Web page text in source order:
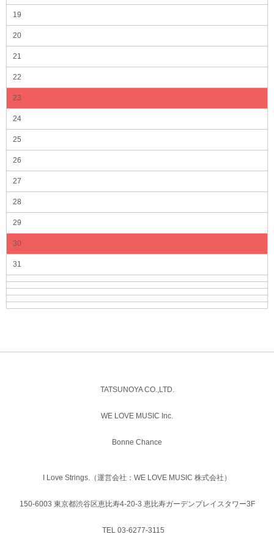
19
20
21
22
23
24
25
26
27
28
29
30
31
TATSUNOYA CO.,LTD.
WE LOVE MUSIC Inc.
Bonne Chance
I Love Strings.（運営会社：WE LOVE MUSIC 株式会社）
150-6003 東京都渋谷区恵比寿4-20-3 恵比寿ガーデンプレイスタワー3F
TEL 03-6277-3115